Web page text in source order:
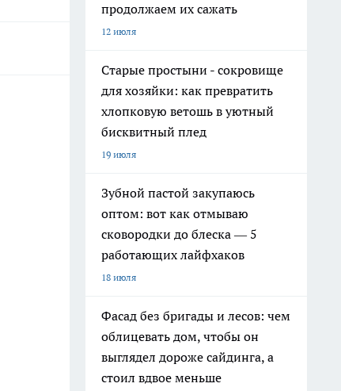
продолжаем их сажать
12 июля
Старые простыни - сокровище
для хозяйки: как превратить
хлопковую ветошь в уютный
бисквитный плед
19 июля
Зубной пастой закупаюсь
оптом: вот как отмываю
сковородки до блеска — 5
работающих лайфхаков
18 июля
Фасад без бригады и лесов: чем
облицевать дом, чтобы он
выглядел дороже сайдинга, а
стоил вдвое меньше